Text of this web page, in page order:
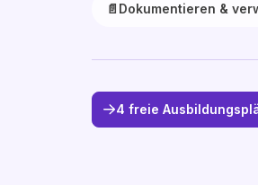
📄 Dokumentieren &
4 freie